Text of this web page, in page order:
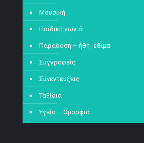
Μουσική
Παιδική γωνιά
Παράδοση – ήθη- έθιμα
Συγγραφείς
Συνεντεύξεις
Ταξίδια
Υγεία – Ομορφιά